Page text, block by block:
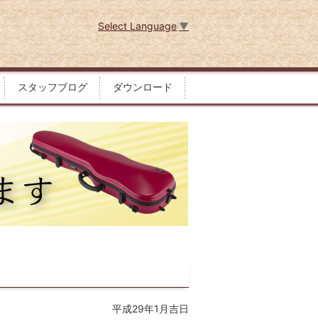
Select Language▼
スタッフブログ ダウンロード
平成29年1月吉日